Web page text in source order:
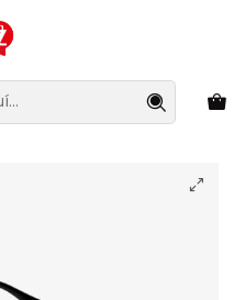
de que la oferta termine!
Lentes de Sol
Glam 130002